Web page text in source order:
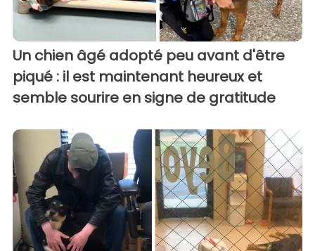
Un chien âgé adopté peu avant d'être
piqué : il est maintenant heureux et
semble sourire en signe de gratitude